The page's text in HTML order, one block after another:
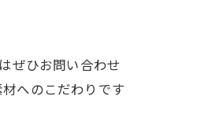
ぜひお問い合わせ
へのこだわりです